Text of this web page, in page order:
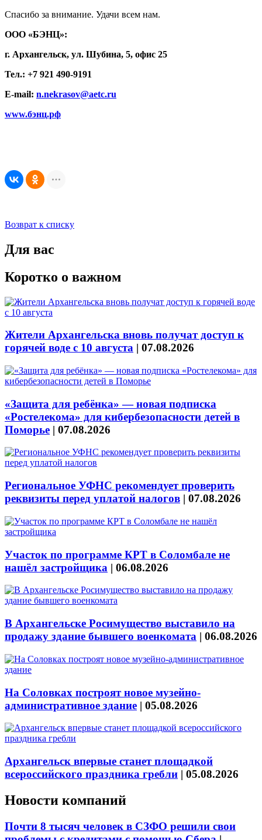
Спасибо за внимание. Удачи всем нам.
ООО «БЭНЦ»:
г. Архангельск, ул. Шубина, 5, офис 25
Тел.: +7 921 490-9191
E-mail: n.nekrasov@aetc.ru
www.бэнц.рф
Возврат к списку
Для вас
Коротко о важном
Жители Архангельска вновь получат доступ к
горячей воде с 10 августа | 07.08.2026
«Защита для ребёнка» — новая подписка
«Ростелекома» для кибербезопасности детей в
Поморье | 07.08.2026
Региональное УФНС рекомендует проверить
реквизиты перед уплатой налогов | 07.08.2026
Участок по программе КРТ в Соломбале не
нашёл застройщика | 06.08.2026
В Архангельске Росимущество выставило на
продажу здание бывшего военкомата | 06.08.2026
На Соловках построят новое музейно-
административное здание | 05.08.2026
Архангельск впервые станет площадкой
всероссийского праздника гребли | 05.08.2026
Новости компаний
Почти 8 тысяч человек в СЗФО решили свои